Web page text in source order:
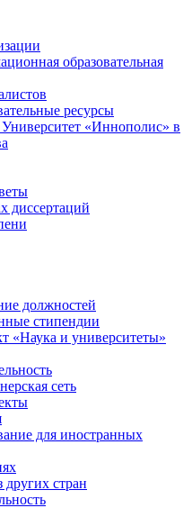
образовательная
ресурсы
«Иннополис» в
диссертаций
должностей
стипендии
«Наука и университеты»
сеть
для иностранных
других стран